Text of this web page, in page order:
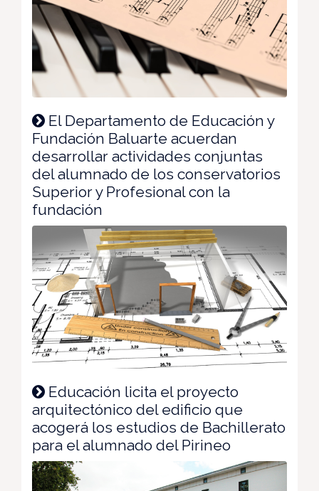
El Departamento de Educación y
Fundación Baluarte acuerdan
desarrollar actividades conjuntas
del alumnado de los conservatorios
Superior y Profesional con la
fundación
Educación licita el proyecto
arquitectónico del edificio que
acogerá los estudios de Bachillerato
para el alumnado del Pirineo